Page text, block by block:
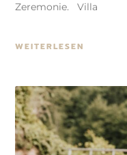
Zeremonie. Villa
WEITERLESEN